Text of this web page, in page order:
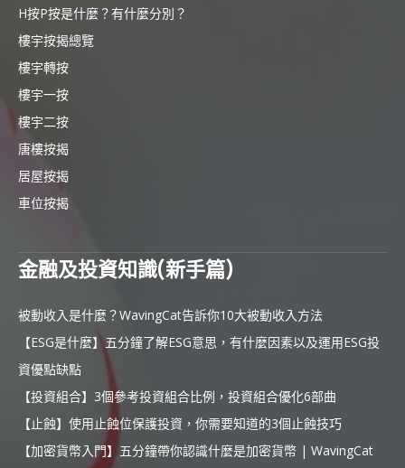
H按P按是什麼？有什麼分別？
樓宇按揭總覽
樓宇轉按
樓宇一按
樓宇二按
唐樓按揭
居屋按揭
車位按揭
金融及投資知識(新手篇)
被動收入是什麼？WavingCat告訴你10大被動收入方法
【ESG是什麼】五分鐘了解ESG意思，有什麼因素以及運用ESG投
資優點缺點
【投資組合】3個參考投資組合比例，投資組合優化6部曲
【止蝕】使用止蝕位保護投資，你需要知道的3個止蝕技巧
【加密貨幣入門】五分鐘帶你認識什麼是加密貨幣 | WavingCat